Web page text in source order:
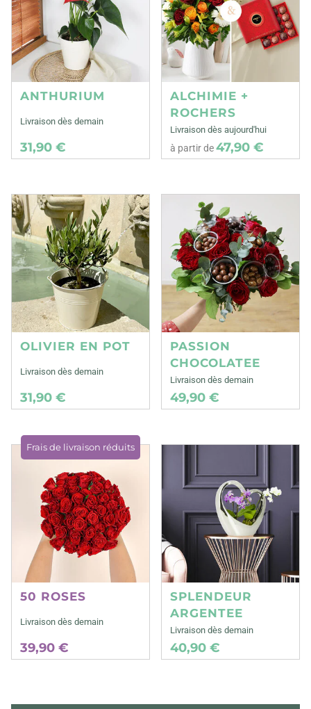
ANTHURIUM
Livraison dès demain
31,90 €
ALCHIMIE +
ROCHERS
Livraison dès aujourd'hui
à partir de47,90 €
OLIVIER EN POT
Livraison dès demain
31,90 €
PASSION
CHOCOLATEE
Livraison dès demain
49,90 €
Frais de livraison réduits
50 ROSES
Livraison dès demain
39,90 €
SPLENDEUR
ARGENTEE
Livraison dès demain
40,90 €